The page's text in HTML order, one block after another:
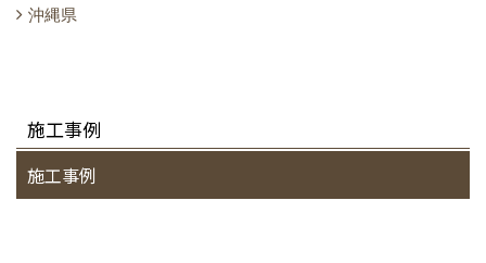
沖縄県
施工事例
施工事例